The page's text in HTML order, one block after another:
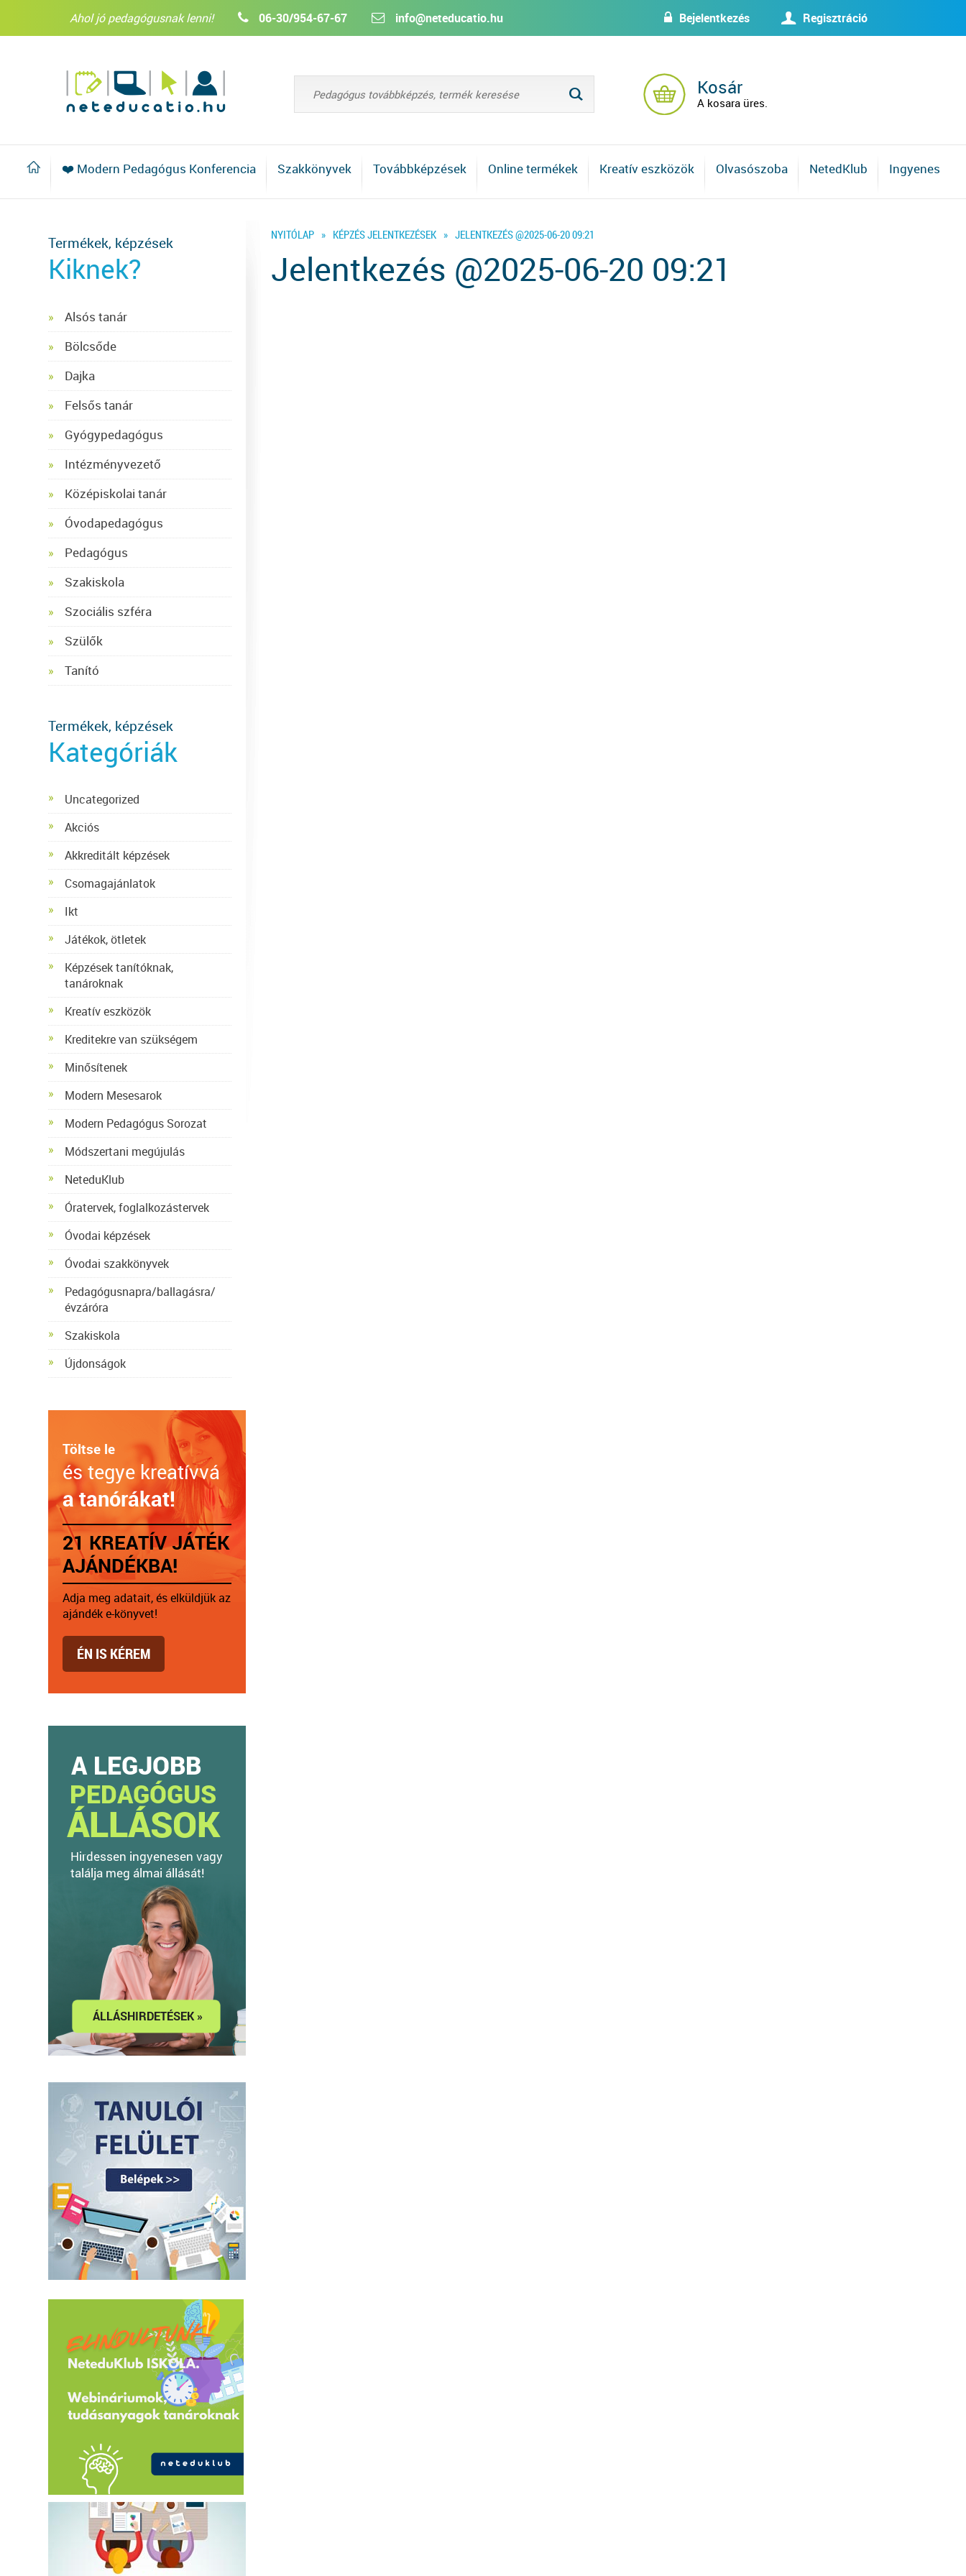
w Bejelentkezés U Regisztráció
Ahol jó pedagógusnak lenni! 06-30/954-67-67 info@neteducatio.hu
L Kosár
A kosara üres.
❤️ Modern Pedagógus Konferencia Szakkönyvek Továbbképzések Online termékek Kreatív eszközök Olvasószoba NetedKlub Ingyenes
NYITÓLAP » KÉPZÉS JELENTKEZÉSEK » JELENTKEZÉS @2025-06-20 09:21
Jelentkezés @2025-06-20 09:21
Termékek, képzések
Kiknek?
Alsós tanár
Bölcsőde
Dajka
Felsős tanár
Gyógypedagógus
Intézményvezető
Középiskolai tanár
Óvodapedagógus
Pedagógus
Szakiskola
Szociális szféra
Szülők
Tanító
Termékek, képzések
Kategóriák
Uncategorized
Akciós
Akkreditált képzések
Csomagajánlatok
Ikt
Játékok, ötletek
Képzések tanítóknak,
tanároknak
Kreatív eszközök
Kreditekre van szükségem
Minősítenek
Modern Mesesarok
Modern Pedagógus Sorozat
Módszertani megújulás
NeteduKlub
Óratervek, foglalkozástervek
Óvodai képzések
Óvodai szakkönyvek
Pedagógusnapra/ballagásra/
évzáróra
Szakiskola
Újdonságok
Töltse le
és tegye kreatívvá
a tanórákat!
21 KREATÍV JÁTÉK
AJÁNDÉKBA!
Adja meg adatait, és elküldjük az
ajándék e-könyvet!
ÉN IS KÉREM